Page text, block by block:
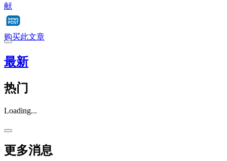
献
购买此文章
最新
热门
Loading...
更多消息